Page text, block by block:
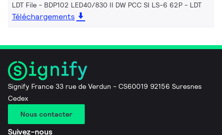
LDT File - BDP102 LED40/830 II DW PCC SI LS-6 62P LDT
Téléchargements
Signify France 33 rue de Verdun - CS60019 92156 Suresnes
Cedex
Nous contacter
Suivez-nous